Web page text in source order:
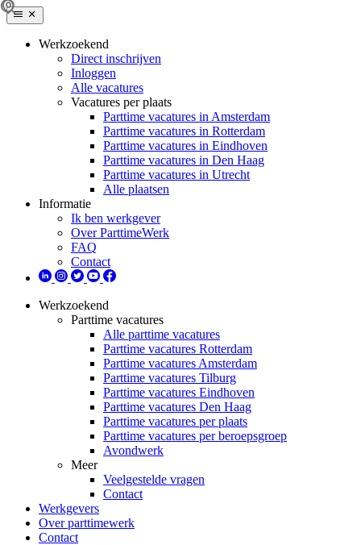
Werkzoekend
Direct inschrijven
Inloggen
Alle vacatures
Vacatures per plaats
Parttime vacatures in Amsterdam
Parttime vacatures in Rotterdam
Parttime vacatures in Eindhoven
Parttime vacatures in Den Haag
Parttime vacatures in Utrecht
Alle plaatsen
Informatie
Ik ben werkgever
Over ParttimeWerk
FAQ
Contact
Werkzoekend
Parttime vacatures
Alle parttime vacatures
Parttime vacatures Rotterdam
Parttime vacatures Amsterdam
Parttime vacatures Tilburg
Parttime vacatures Eindhoven
Parttime vacatures Den Haag
Parttime vacatures per plaats
Parttime vacatures per beroepsgroep
Avondwerk
Meer
Veelgestelde vragen
Contact
Werkgevers
Over parttimewerk
Contact